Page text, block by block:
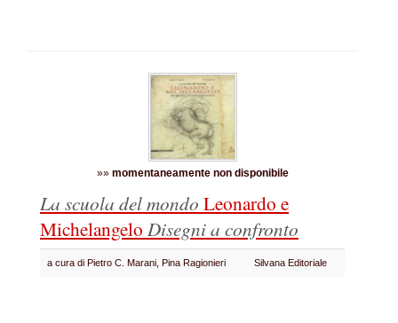
»» momentaneamente non disponibile
La scuola del mondo Leonardo e
Michelangelo Disegni a confronto
a cura di Pietro C. Marani, Pina Ragionieri Silvana Editoriale